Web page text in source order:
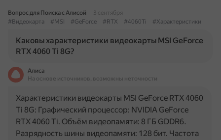
Вопрос для Поиска с Алисой
3 сентября
#Видеокарта
#MSI #GeForce #RTX #4060Ti #Характеристики
Каковы характеристики видеокарты MSI GeForce
RTX 4060 Ti 8G?
Алиса
На основе источников, возможны неточности
Характеристики видеокарты MSI GeForce RTX 4060
Ti 8G: Графический процессор: NVIDIA GeForce
RTX 4060 Ti. Объём видеопамяти: 8 ГБ GDDR6.
Разрядность шины видеопамяти: 128 бит. Частота